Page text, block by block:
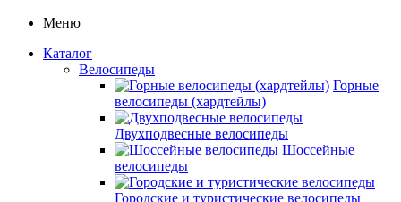
Меню
Каталог
Велосипеды
Горные
велосипеды (хардтейлы)
Двухподвесные велосипеды
Шоссейные
велосипеды
Городские и туристические велосипеды